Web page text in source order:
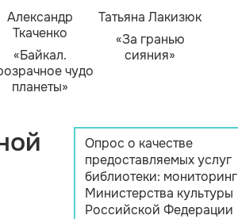
Александр
Ткаченко
«Байкал.
чудо
планеты»
Татьяна Лакизюк
«За гранью
сияния»
Опрос о качестве
предоставляемых услуг
библиотеки: мониторинг
Министерства культуры
Российской Федерации